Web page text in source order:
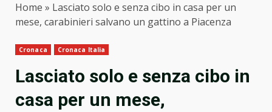
Home » Lasciato solo e senza cibo in casa per un
mese, carabinieri salvano un gattino a Piacenza
Cronaca Cronaca Italia
Lasciato solo e senza cibo in
casa per un mese,